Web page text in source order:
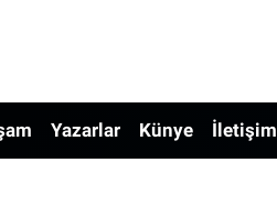
Yazarlar Künye İletişim